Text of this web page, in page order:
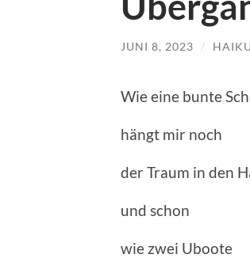
JUNI 8, 2023 /
Wie eine bunte
hängt mir noch
der Traum in den
und schon
wie zwei Uboote